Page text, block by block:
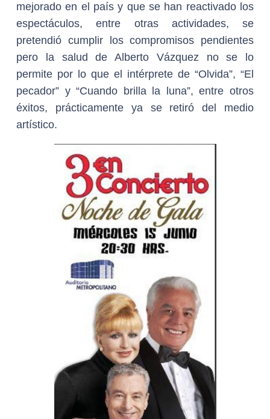
mejorado en el país y que se han reactivado los
espectáculos, entre otras actividades, se
pretendió cumplir los compromisos pendientes
pero la salud de Alberto Vázquez no se lo
permite por lo que el intérprete de “Olvida”, “El
pecador” y “Cuando brilla la luna”, entre otros
éxitos, prácticamente ya se retiró del medio
artístico.